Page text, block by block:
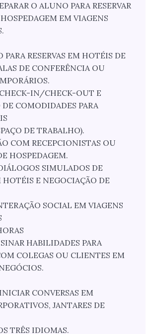
O ALUNO PARA RESERVAR
EM VIAGENS
PARA RESERVAS EM HOTÉIS DE
DE CONFERÊNCIA OU
CHECK-IN/CHECK-OUT E
COMODIDADES PARA
DE TRABALHO).
COM RECEPCIONISTAS OU
HOSPEDAGEM.
SIMULADOS DE
E NEGOCIAÇÃO DE
SOCIAL EM VIAGENS
HABILIDADES PARA
COLEGAS OU CLIENTES EM
CONVERSAS EM
JANTARES DE
TRÊS IDIOMAS.